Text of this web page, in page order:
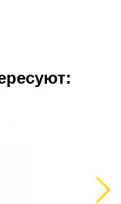
Next